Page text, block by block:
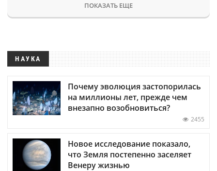
ПОКАЗАТЬ ЕЩЕ
НАУКА
Почему эволюция застопорилась
на миллионы лет, прежде чем
внезапно возобновиться?
2455
Новое исследование показало,
что Земля постепенно заселяет
Венеру жизнью